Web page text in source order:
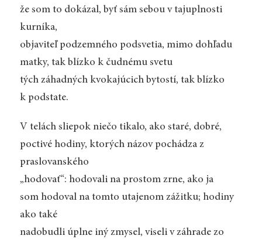
že som to dokázal, byť sám sebou v tajuplnosti
kurníka,
objaviteľ podzemného podsvetia, mimo dohľadu
matky, tak blízko k čudnému svetu
tých záhadných kvokajúcich bytostí, tak blízko
k podstate.
V telách sliepok niečo tikalo, ako staré, dobré,
poctivé hodiny, ktorých názov pochádza z
praslovanského
„hodovať“: hodovali na prostom zrne, ako ja
som hodoval na tomto utajenom zážitku; hodiny
ako také
nadobudli úplne iný zmysel, viseli v záhrade zo